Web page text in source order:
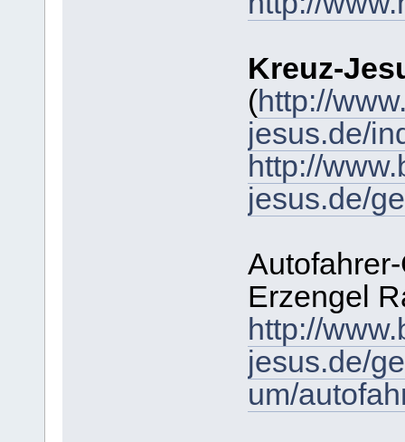
Kreuz-
(http://
jesus.de/
http://
jesus.de/
Erzengel
http://
jesus.de/
um/